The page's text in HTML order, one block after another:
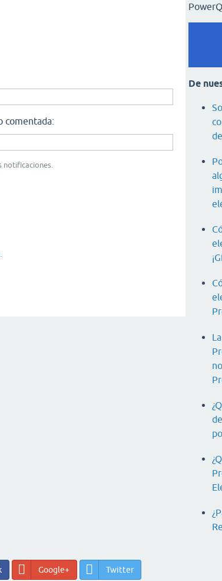
comentada:
notificaciones.
.
De
Google+ Twitter